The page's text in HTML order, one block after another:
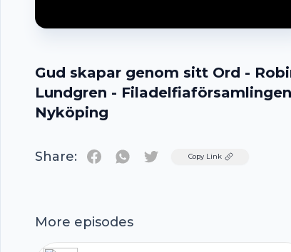
Gud skapar genom sitt Ord -
Lundgren - Filadelfiaförsamlingen
Nyköping
Share: TwitterCopy Link
More episodes